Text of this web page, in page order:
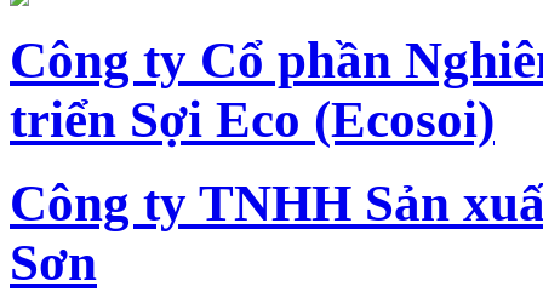
Công ty Cổ phần
triển Sợi Eco (Ecosoi)
Công ty TNHH Sản
Sơn